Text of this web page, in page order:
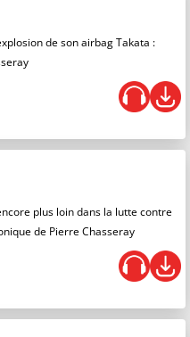
de son airbag Takata :
plus loin dans la lutte contre
de Pierre Chasseray